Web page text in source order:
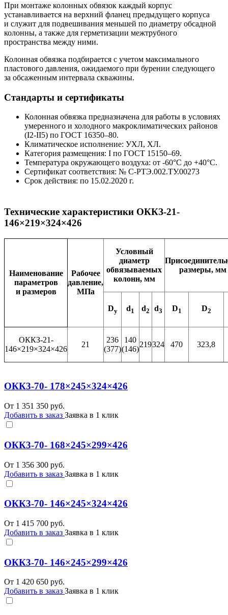
При монтаже колонных обвязок каждый корпус
устанавливается на верхний фланец предыдущего корпуса
и служит для подвешивания меньшей по диаметру обсадной
колонны, а также для герметизации межтрубного
пространства между ними.
Колонная обвязка подбирается с учетом максимального
пластового давления, ожидаемого при бурении следующего
за обсаженным интервала скважины.
Стандарты и сертификаты
Колонная обвязка предназначена для работы в условиях
умеренного и холодного макроклиматических районов
(I2-II5) по ГОСТ 16350–80.
Климатическое исполнение: УХЛ, ХЛ.
Категория размещения: I по ГОСТ 15150–69.
Температура окружающего воздуха: от -60°С до +40°С.
Сертификат соответствия: № С-РТЭ.002.ТУ.00273
Срок действия: по 15.02.2020 г.
Технические характеристики ОККЗ-21-
146×219×324×426
Наименование
параметров
и размеров
Рабочее
давление,
МПа
Условный
диаметр
обвязываемых
колонн, мм
размеры, мм
Dy d1 d2 d3 D1 D2
ОККЗ-21-
146×219×324×426
21
236
(377)
140
(146)
219324 470 323,8
ОКК3-70- 178×245×324×426
От 1 351 350 руб.
Добавить в заказ Заявка в 1 клик
ОКК3-70- 168×245×299×426
От 1 356 300 руб.
Добавить в заказ Заявка в 1 клик
ОКК3-70- 146×245×324×426
От 1 415 700 руб.
Добавить в заказ Заявка в 1 клик
ОКК3-70- 146×245×299×426
От 1 420 650 руб.
Добавить в заказ Заявка в 1 клик